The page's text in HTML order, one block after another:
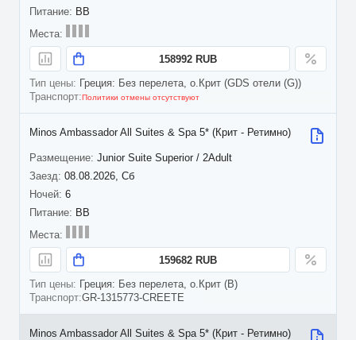
BB
158992 RUB
Греция: Без перелета, о.Крит (GDS отели (G))
Политики отмены отсутствуют
08.08.2026, Сб
6
Minos Ambassador All Suites & Spa 5* (Крит - Ретимно)
Junior Suite Superior / 2Adult
BB
159682 RUB
Греция: Без перелета, о.Крит (B)
GR-1315773-CREETE
Minos Ambassador All Suites & Spa 5* (Крит - Ретимно)